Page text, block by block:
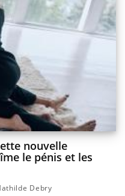
nouvelle
le pénis et les
Debry